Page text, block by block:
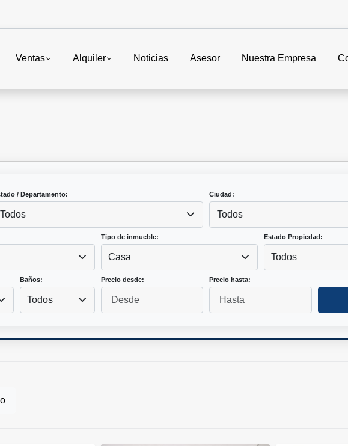
Ventas Alquiler Noticias Asesor Nuestra Empresa
/ Departamento:
Todos
Ciudad:
Todos
Tipo de inmueble:
Casa
Estado Propiedad:
Todos
Baños:
Todos
Precio desde: Precio hasta: